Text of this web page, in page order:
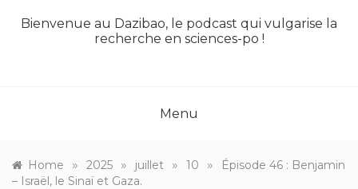
Bienvenue au Dazibao, le podcast qui vulgarise la
recherche en sciences-po !
Menu
Home » 2025 » juillet » 10 »
Épisode 46 : Benjamin
– Israël, le Sinaï et Gaza.